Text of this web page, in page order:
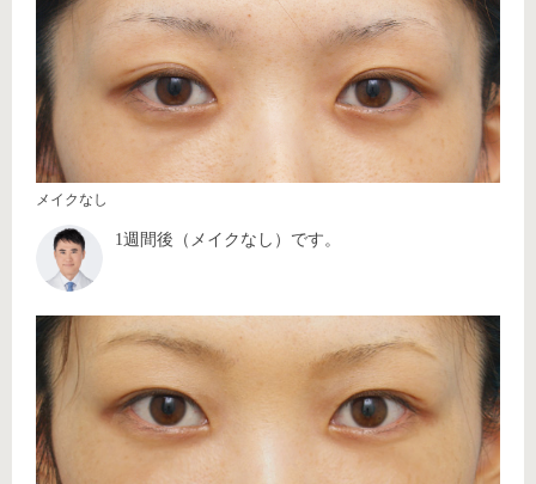
メイクなし
1週間後（メイクなし）です。